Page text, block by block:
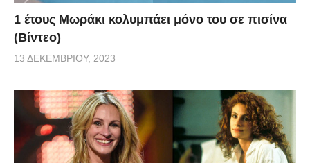
1 έτους Μωράκι κολυμπάει μόνο του σε πισίνα
(Βίντεο)
13 ΔΕΚΕΜΒΡΊΟΥ, 2023